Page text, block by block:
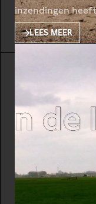
inzendingen
geselecteerd: 3
3 in de categorie
LEES MEER